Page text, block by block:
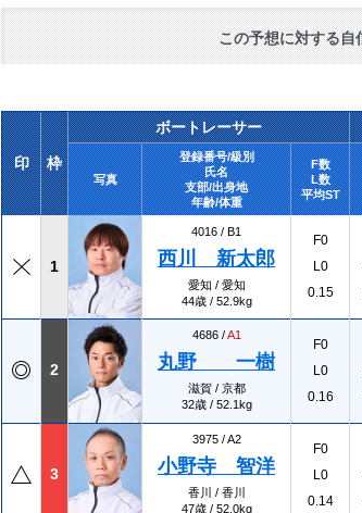
この予想に対する自
印 枠
ボートレーサー
写真
登録番号/級別
氏名
支部/出身地
年齢/体重
F数
L数
平均ST
1
4016 / B1
西川 新太郎
愛知 / 愛知
44歳 / 52.9kg
F0
L0
0.15
2
4686 /A1
丸野 一樹
滋賀 / 京都
32歳 / 52.1kg
F0
L0
0.16
3
3975 /A2
小野寺 智洋
香川 / 香川
47歳 / 52.0kg
F0
L0
0.14